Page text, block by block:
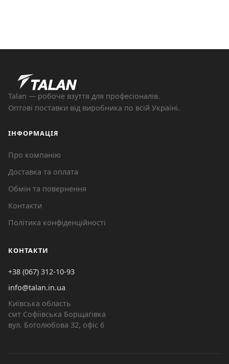
Talan — робоче взуття для професіоналів.
Оптові поставки від виробника по всій Україні.
ІНФОРМАЦІЯ
Про компанію
Доставка та оплата
Обмін та повернення
Контакти
Політика конфіденційності
КОНТАКТИ
+38 (067) 312-10-93
info@talan.in.ua
Київська область
смт Софіївська Борщагівка
вул. Боголюбова 32, офіс 6